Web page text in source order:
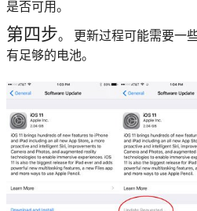
是否可用。
第四步。 更新过程可能需要一
有足够的电池。